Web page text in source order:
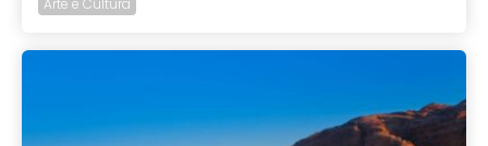
Arte e Cultura